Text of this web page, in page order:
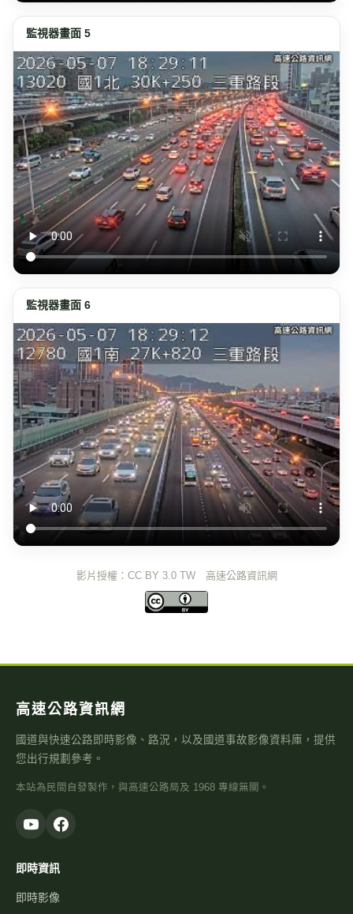
監視器畫面 5
監視器畫面 6
影片授權：CC BY 3.0 TW 高速公路資訊網
高速公路資訊網
國道與快速公路即時影像、路況，以及國道事故影像資料庫，提供
您出行規劃參考。
本站為民間自發製作，與高速公路局及 1968 專線無關。
即時資訊
即時影像